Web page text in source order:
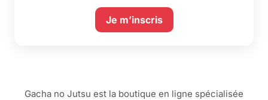
Je m’inscris
Gacha no Jutsu est la boutique en ligne spécialisée